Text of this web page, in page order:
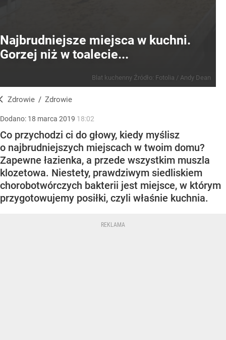
Najbrudniejsze miejsca w kuchni.
Gorzej niż w toalecie...
Blat kuchenny Źródło: Fotolia / Andy Dean
Zdrowie / Zdrowie
Dodano: 18 marca 2019 18:02
Co przychodzi ci do głowy, kiedy myślisz
o najbrudniejszych miejscach w twoim domu?
Zapewne łazienka, a przede wszystkim muszla
klozetowa. Niestety, prawdziwym siedliskiem
chorobotwórczych bakterii jest miejsce, w którym
przygotowujemy posiłki, czyli właśnie kuchnia.